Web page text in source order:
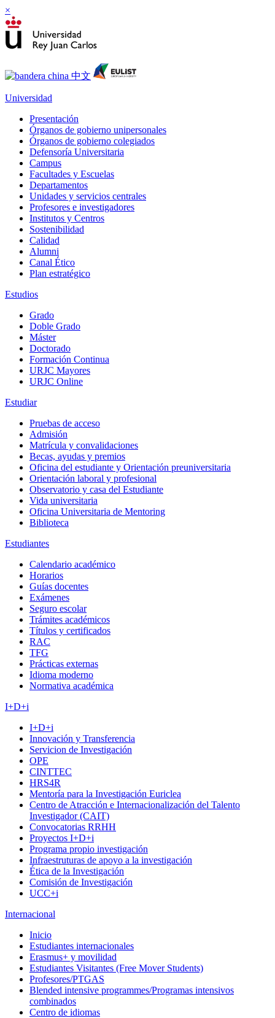
×
Universidad
Presentación
Órganos de gobierno unipersonales
Órganos de gobierno colegiados
Defensoría Universitaria
Campus
Facultades y Escuelas
Departamentos
Unidades y servicios centrales
Profesores e investigadores
Institutos y Centros
Sostenibilidad
Calidad
Alumni
Canal Ético
Plan estratégico
Estudios
Grado
Doble Grado
Máster
Doctorado
Formación Continua
URJC Mayores
URJC Online
Estudiar
Pruebas de acceso
Admisión
Matrícula y convalidaciones
Becas, ayudas y premios
Oficina del estudiante y Orientación preuniversitaria
Orientación laboral y profesional
Observatorio y casa del Estudiante
Vida universitaria
Oficina Universitaria de Mentoring
Biblioteca
Estudiantes
Calendario académico
Horarios
Guías docentes
Exámenes
Seguro escolar
Trámites académicos
Títulos y certificados
RAC
TFG
Prácticas externas
Idioma moderno
Normativa académica
I+D+i
I+D+i
Innovación y Transferencia
Servicion de Investigación
OPE
CINTTEC
HRS4R
Mentoría para la Investigación Euriclea
Centro de Atracción e Internacionalización del Talento
Investigador (CAIT)
Convocatorias RRHH
Proyectos I+D+i
Programa propio investigación
Infraestruturas de apoyo a la investigación
Ética de la Investigación
Comisión de Investigación
UCC+i
Internacional
Inicio
Estudiantes internacionales
Erasmus+ y movilidad
Estudiantes Visitantes (Free Mover Students)
Profesores/PTGAS
Blended intensive programmes/Programas intensivos
combinados
Centro de idiomas